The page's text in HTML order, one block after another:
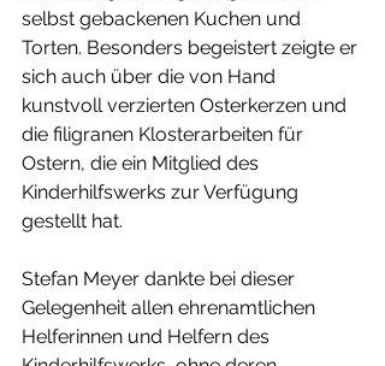
selbst gebackenen Kuchen und
Torten. Besonders begeistert zeigte er
sich auch über die von Hand
kunstvoll verzierten Osterkerzen und
die filigranen Klosterarbeiten für
Ostern, die ein Mitglied des
Kinderhilfswerks zur Verfügung
gestellt hat.
Stefan Meyer dankte bei dieser
Gelegenheit allen ehrenamtlichen
Helferinnen und Helfern des